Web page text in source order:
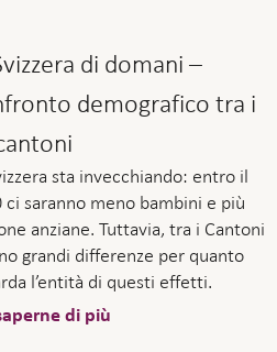
di domani –
demografico tra i
sta invecchiando: entro il
ci saranno meno bambini e più
anziane. Tuttavia, tra i Cantoni
grandi differenze per quanto
l’entità di questi effetti.
di più